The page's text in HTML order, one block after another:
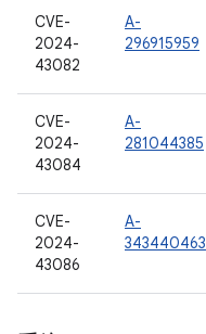
CVE-
2024-
43082
A-
296915959
CVE-
2024-
43084
A-
281044385
CVE-
2024-
43086
A-
343440463